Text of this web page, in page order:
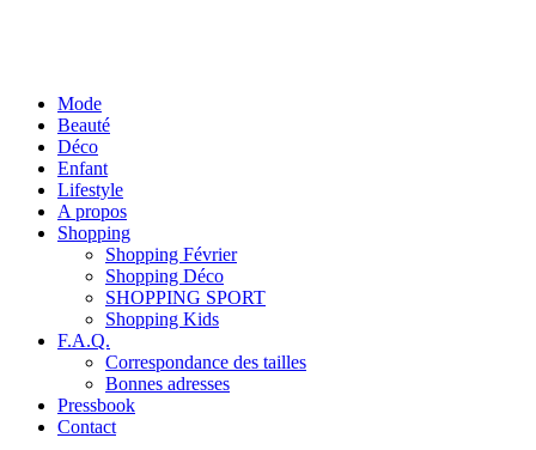
Mode
Beauté
Déco
Enfant
Lifestyle
A propos
Shopping
Shopping Février
Shopping Déco
SHOPPING SPORT
Shopping Kids
F.A.Q.
Correspondance des tailles
Bonnes adresses
Pressbook
Contact